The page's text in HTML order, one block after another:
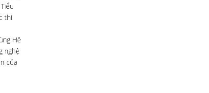
thi
Hệ
nghệ
của